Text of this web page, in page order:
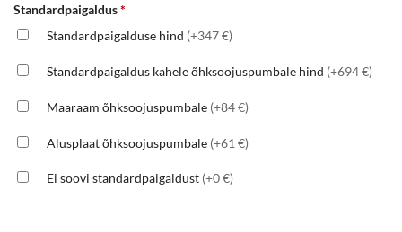
Standardpaigaldus*
Standardpaigalduse hind (+347 €)
Standardpaigaldus kahele õhksoojuspumbale hind (+694 €)
Maaraam õhksoojuspumbale (+84 €)
Alusplaat õhksoojuspumbale (+61 €)
Ei soovi standardpaigaldust (+0 €)